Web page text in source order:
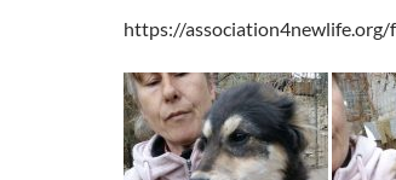
https://